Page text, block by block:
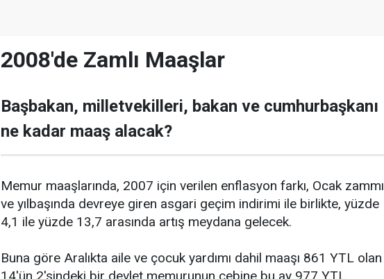
2008'de Zamlı Maaşlar
Başbakan, milletvekilleri, bakan ve cumhurbaşkanı
ne kadar maaş alacak?
Memur maaşlarında, 2007 için verilen enflasyon farkı, Ocak zammı
ve yılbaşında devreye giren asgari geçim indirimi ile birlikte, yüzde
4,1 ile yüzde 13,7 arasında artış meydana gelecek.
Buna göre Aralıkta aile ve çocuk yardımı dahil maaşı 861 YTL olan